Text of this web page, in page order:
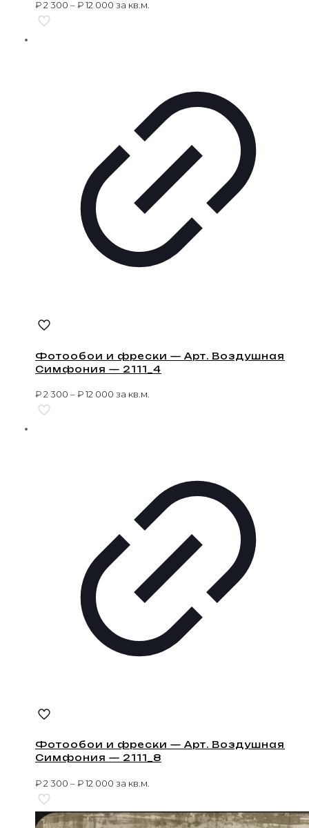
₽2 300 –₽12 000 за кв.м.
Фотообои и фрески — Арт. Воздушная
Симфония — 2111_4
₽2 300 –₽12 000 за кв.м.
Фотообои и фрески — Арт. Воздушная
Симфония — 2111_8
₽2 300 –₽12 000 за кв.м.